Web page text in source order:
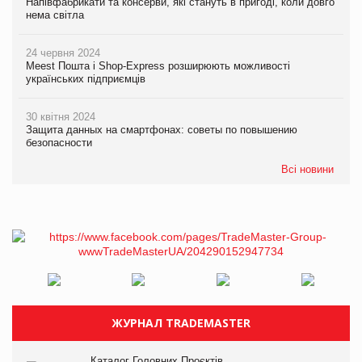
нема світла
24 червня 2024
Meest Пошта і Shop-Express розширюють можливості
українських підприємців
30 квітня 2024
Защита данных на смартфонах: советы по повышению
безопасности
Всі новини
ЖУРНАЛ TRADEMASTER